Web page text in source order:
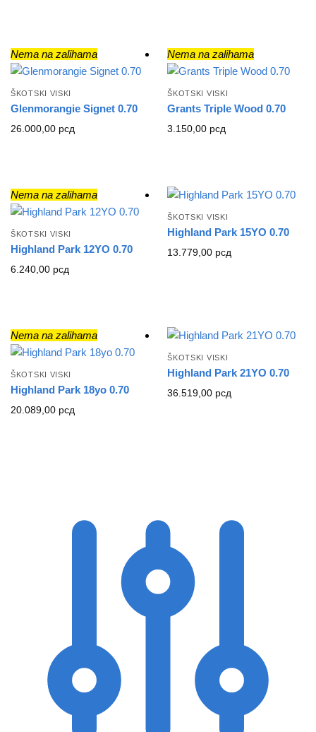
Nema na zalihama
ŠKOTSKI VISKI
Glenmorangie Signet 0.70
26.000,00 рсд
Nema na zalihama
ŠKOTSKI VISKI
Grants Triple Wood 0.70
3.150,00 рсд
Nema na zalihama
ŠKOTSKI VISKI
Highland Park 12YO 0.70
6.240,00 рсд
ŠKOTSKI VISKI
Highland Park 15YO 0.70
13.779,00 рсд
Nema na zalihama
ŠKOTSKI VISKI
Highland Park 18yo 0.70
20.089,00 рсд
ŠKOTSKI VISKI
Highland Park 21YO 0.70
36.519,00 рсд